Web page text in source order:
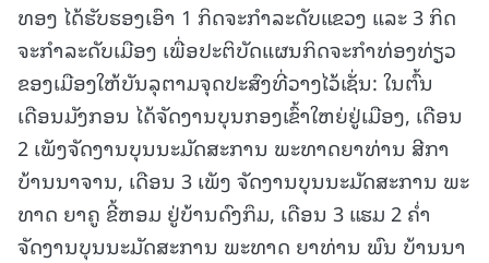
ທອງ ໄດ້ຮັບຮອງເອົາ 1 ກິດຈະກໍາລະດັບແຂວງ ແລະ 3 ກິດ
ຈະກໍາລະດັບເມືອງ ເພື່ອປະຕິບັດແຜນກິດຈະກໍາທ່ອງທ່ຽວ
ຂອງເມືອງໃຫ້ບັນລຸຕາມຈຸດປະສົງທີ່ວາງໄວ້ເຊັ່ນ: ໃນຕົ້ນ
ເດືອນມັງກອນ ໄດ້ຈັດງານບຸນກອງເຂົ້າໃຫຍ່ຢູ່ເມືອງ, ເດືອນ
2 ເພັງຈັດງານບຸນນະມັດສະການ ພະທາດຍາທ່ານ ສີກາ
ບ້ານນາຈານ, ເດືອນ 3 ເພັງ ຈັດງານບຸນນະມັດສະການ ພະ
ທາດ ຍາຄູ ຂີ້ຫອມ ຢູ່ບ້ານດົງກຶມ, ເດືອນ 3 ແຮມ 2 ຄໍ່າ
ຈັດງານບຸນນະມັດສະການ ພະທາດ ຍາທ່ານ ພົນ ບ້ານນາ